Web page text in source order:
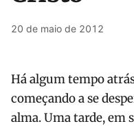
20 de maio de 2012
Há algum tempo
começando a se
alma. Uma tarde, em